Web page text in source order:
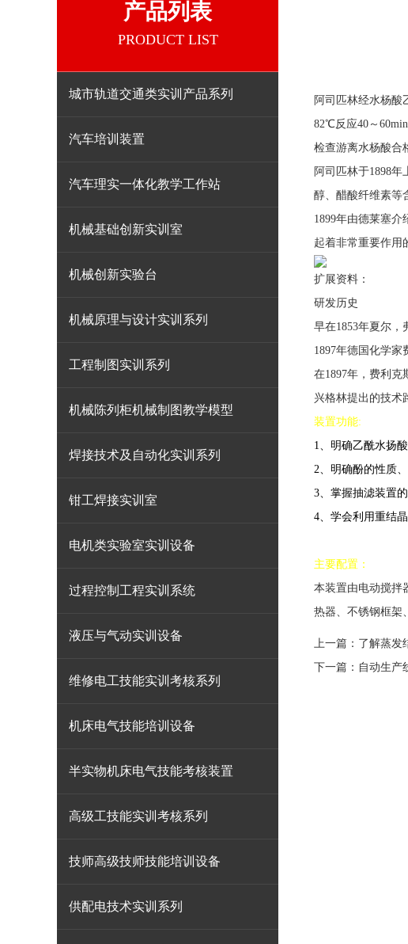
产品列表
PRODUCT LIST
城市轨道交通类实训产品系列
汽车培训装置
汽车理实一体化教学工作站
机械基础创新实训室
机械创新实验台
机械原理与设计实训系列
工程制图实训系列
机械陈列柜机械制图教学模型
焊接技术及自动化实训系列
钳工焊接实训室
电机类实验室实训设备
过程控制工程实训系统
液压与气动实训设备
维修电工技能实训考核系列
机床电气技能培训设备
半实物机床电气技能考核装置
高级工技能实训考核系列
技师高级技师技能培训设备
供配电技术实训系列
阿司匹林经水杨酸
82℃反应40～
检查游离水杨酸合
阿司匹林于1898
醇、醋酸纤维素等
1899年由德莱塞
起着非常重要作用
扩展资料：
研发历史
早在1853年夏尔，
1897年德国化学
在1897年，费利
兴格林提出的技术
装置功能:
1、明确乙酰水扬
2、明确酚的性质、
3、掌握抽滤装置
4、学会利用重结
主要配置：
本装置由电动搅拌
热器、 不锈钢框架
上一篇： 了解蒸发
下一篇： 自动生产